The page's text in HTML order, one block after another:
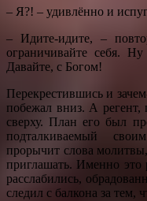
– Я?! – удивлённо и
– Идите-идите, –
ограничивайте себя.
Давайте, с Богом!
Перекрестившись и
побежал вниз. А регент,
сверху. План его был
подталкиваемый
прорычит слова
приглашать. Именно
расслабились,
следил с балкона за тем,